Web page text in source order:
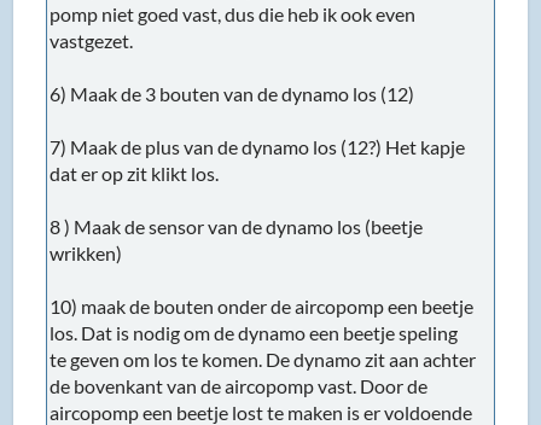
pomp niet goed vast, dus die heb ik ook even
vastgezet.
6) Maak de 3 bouten van de dynamo los (12)
7) Maak de plus van de dynamo los (12?) Het kapje
dat er op zit klikt los.
8 ) Maak de sensor van de dynamo los (beetje
wrikken)
10) maak de bouten onder de aircopomp een beetje
los. Dat is nodig om de dynamo een beetje speling
te geven om los te komen. De dynamo zit aan achter
de bovenkant van de aircopomp vast. Door de
aircopomp een beetje lost te maken is er voldoende